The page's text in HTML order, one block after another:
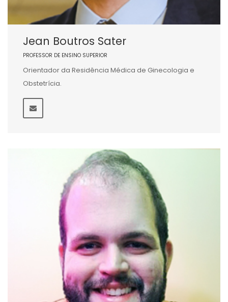
Jean Boutros Sater
PROFESSOR DE ENSINO SUPERIOR
Orientador da Residência Médica de Ginecologia e
Obstetrícia.